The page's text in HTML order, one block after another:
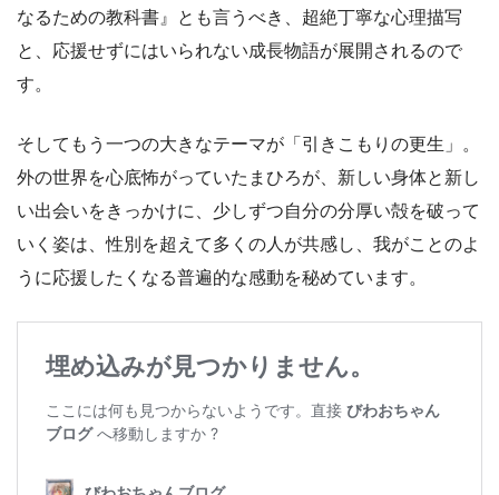
なるための教科書』とも言うべき、超絶丁寧な心理描写
と、応援せずにはいられない成長物語が展開されるので
す。
そしてもう一つの大きなテーマが「引きこもりの更生」。
外の世界を心底怖がっていたまひろが、新しい身体と新し
い出会いをきっかけに、少しずつ自分の分厚い殻を破って
いく姿は、性別を超えて多くの人が共感し、我がことのよ
うに応援したくなる普遍的な感動を秘めています。